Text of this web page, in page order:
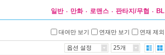
일반 만화 로맨스 판타지/무협 BL
대여만 보기 연재만 보기 연재 제외
옵션 설정 25개